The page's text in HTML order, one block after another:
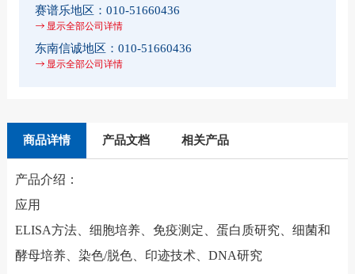
赛谱乐地区： 010-51660436
显示全部公司详情
东南信诚地区： 010-51660436
显示全部公司详情
商品详情 产品文档 相关产品
产品介绍：
应用
ELISA方法、细胞培养、免疫测定、蛋白质研究、细菌和
酵母培养、染色/脱色、印迹技术、DNA研究